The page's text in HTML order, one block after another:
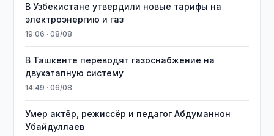
В Узбекистане утвердили новые тарифы на
электроэнергию и газ
19:06 · 08/08
В Ташкенте переводят газоснабжение на
двухэтапную систему
14:49 · 06/08
Умер актёр, режиссёр и педагог Абдуманнон
Убайдуллаев